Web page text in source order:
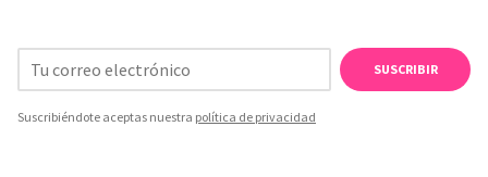
SUSCRIBIR
Suscribiéndote aceptas nuestra política de privacidad